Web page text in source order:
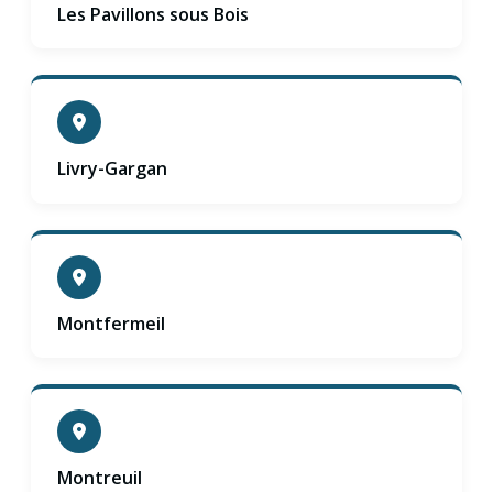
Les Pavillons sous Bois
Livry-Gargan
Montfermeil
Montreuil